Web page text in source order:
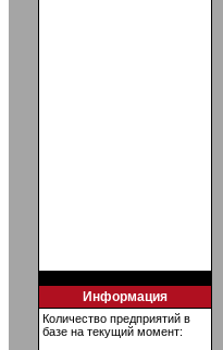
Информация
Количество предприятий в
базе на текущий момент: